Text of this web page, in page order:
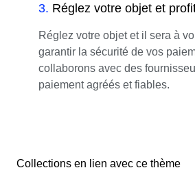
3. Réglez votre objet et
Réglez votre objet et il sera à
garantir la sécurité de vos
collaborons avec des
paiement agréés et fiables.
Collections en lien avec ce thème